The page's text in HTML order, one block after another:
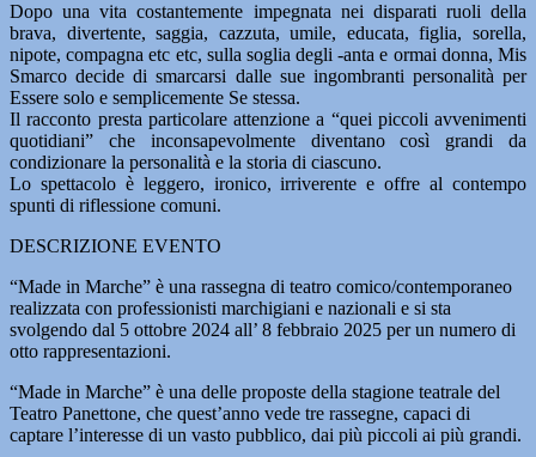
Dopo una vita costantemente impegnata nei disparati ruoli della
brava, divertente, saggia, cazzuta, umile, educata, figlia, sorella,
nipote, compagna etc etc, sulla soglia degli -anta e ormai donna, Mis
Smarco decide di smarcarsi dalle sue ingombranti personalità per
Essere solo e semplicemente Se stessa.
Il racconto presta particolare attenzione a “quei piccoli avvenimenti
quotidiani” che inconsapevolmente diventano così grandi da
condizionare la personalità e la storia di ciascuno.
Lo spettacolo è leggero, ironico, irriverente e offre al contempo
spunti di riflessione comuni.
DESCRIZIONE EVENTO
“Made in Marche” è una rassegna di teatro comico/contemporaneo
realizzata con professionisti marchigiani e nazionali e si sta
svolgendo dal 5 ottobre 2024 all’ 8 febbraio 2025 per un numero di
otto rappresentazioni.
“Made in Marche” è una delle proposte della stagione teatrale del
Teatro Panettone, che quest’anno vede tre rassegne, capaci di
captare l’interesse di un vasto pubblico, dai più piccoli ai più grandi.